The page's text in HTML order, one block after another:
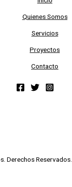
Quienes Somos
Servicios
Proyectos
Contacto
Derechos Reservados.